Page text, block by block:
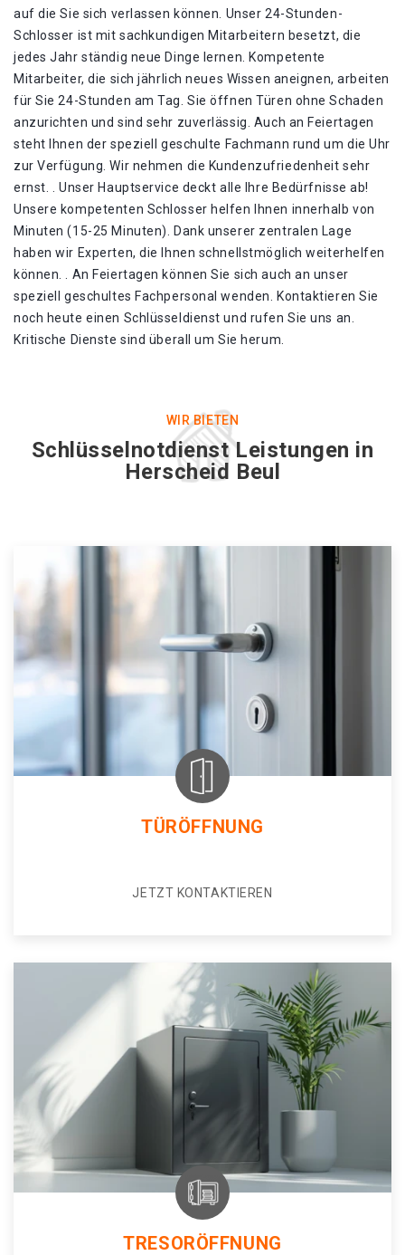
auf die Sie sich verlassen können. Unser 24-Stunden-
Schlosser ist mit sachkundigen Mitarbeitern besetzt, die
jedes Jahr ständig neue Dinge lernen. Kompetente
Mitarbeiter, die sich jährlich neues Wissen aneignen, arbeiten
für Sie 24-Stunden am Tag. Sie öffnen Türen ohne Schaden
anzurichten und sind sehr zuverlässig. Auch an Feiertagen
steht Ihnen der speziell geschulte Fachmann rund um die Uhr
zur Verfügung. Wir nehmen die Kundenzufriedenheit sehr
ernst. . Unser Hauptservice deckt alle Ihre Bedürfnisse ab!
Unsere kompetenten Schlosser helfen Ihnen innerhalb von
Minuten (15-25 Minuten). Dank unserer zentralen Lage
haben wir Experten, die Ihnen schnellstmöglich weiterhelfen
können. . An Feiertagen können Sie sich auch an unser
speziell geschultes Fachpersonal wenden. Kontaktieren Sie
noch heute einen Schlüsseldienst und rufen Sie uns an.
Kritische Dienste sind überall um Sie herum.
WIR BIETEN
Schlüsselnotdienst Leistungen in
Herscheid Beul
TÜRÖFFNUNG
JETZT KONTAKTIEREN
TRESORÖFFNUNG